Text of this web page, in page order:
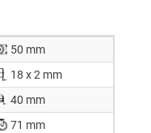
50 mm
18 x 2 mm
40 mm
71 mm